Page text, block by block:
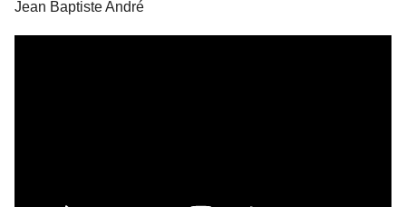
Jean Baptiste André